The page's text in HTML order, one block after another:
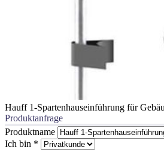
Hauff 1-Spartenhauseinführung für
Produktanfrage
Produktname
Ich bin *